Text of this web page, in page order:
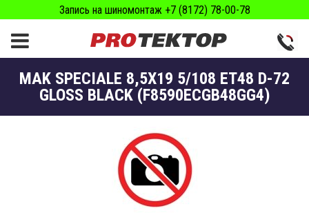
Запись на шиномонтаж +7 (8172) 78-00-78
MAK SPECIALE 8,5X19 5/108 ET48 D-72
GLOSS BLACK (F8590ECGB48GG4)